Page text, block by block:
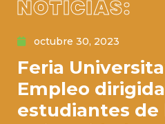
NOTICIAS:
octubre 30, 2023
Feria
Empleo
estudiantes de